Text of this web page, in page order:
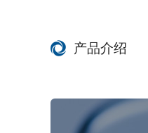
产品介绍